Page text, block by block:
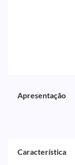
Apresentação
Característica